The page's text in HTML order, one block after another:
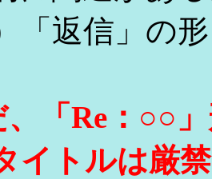
「返信」の
、「Re：○○
イトルは厳